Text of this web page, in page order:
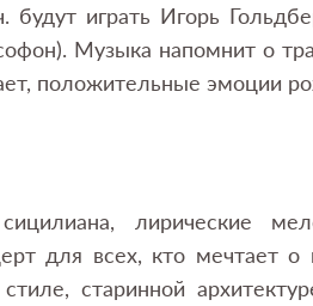
играть Игорь
Музыка напомнит о
положительные эмоции
лирические
для всех, кто мечтает о
старинной